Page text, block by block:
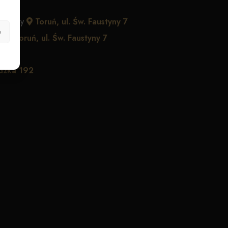
Toruń, ul. Św. Faustyny 7
Toruń, ul. Św. Faustyny 7
192